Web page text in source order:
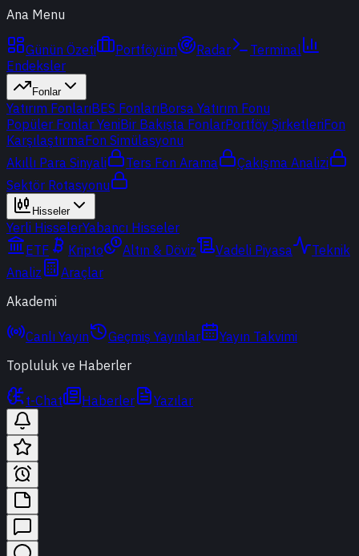
Ana Menu
Günün Özeti Portföyüm Radar
Terminal
Endeksler
Fonlar
Yatırım FonlarıBES FonlarıBorsa Yatırım Fonu
Popüler Fonlar YeniBir Bakışta FonlarPortföy ŞirketleriFon
KarşılaştırmaFon Simülasyonu
Akıllı Para Sinyali
Ters Fon Arama
Çakışma Analizi
Sektör Rotasyonu
Hisseler
Yerli HisselerYabancı Hisseler
ETF
Kripto Altın & Döviz Vadeli Piyasa
Teknik
Analiz
Araçlar
Akademi
Canlı Yayın Geçmiş Yayınlar
Yayın Takvimi
Topluluk ve Haberler
t-Chat Haberler Yazılar